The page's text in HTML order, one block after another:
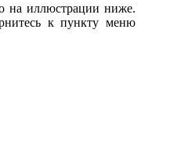
на иллюстрации ниже.
к пункту меню